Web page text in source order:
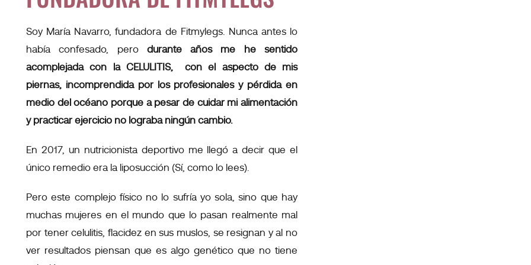
Soy María Navarro, fundadora de Fitmylegs. Nunca antes lo
había confesado, pero durante años me he sentido
acomplejada con la CELULITIS, con el aspecto de mis
piernas, incomprendida por los profesionales y pérdida en
medio del océano porque a pesar de cuidar mi alimentación
y practicar ejercicio no lograba ningún cambio.
En 2017, un nutricionista deportivo me llegó a decir que el
único remedio era la liposucción (Sí, como lo lees).
Pero este complejo físico no lo sufría yo sola, sino que hay
muchas mujeres en el mundo que lo pasan realmente mal
por tener celulitis, flacidez en sus muslos, se resignan y al no
ver resultados piensan que es algo genético que no tiene